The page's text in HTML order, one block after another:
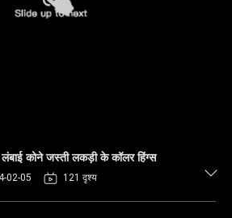
लंबाई कोने जस्ती लकड़ी के कॉलर हिंग्स
02-05 121 दृश्य